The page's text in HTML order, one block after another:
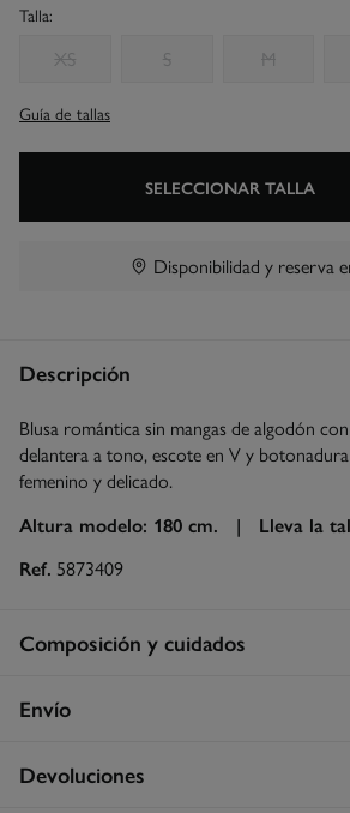
Talla:
XS S M
Guía de tallas
SELECCIONAR TALLA
Disponibilidad y reserva
Descripción
Blusa romántica sin mangas de algodón
delantera a tono, escote en V y
femenino y delicado.
Altura modelo: 180 cm. | Lleva la
Ref. 5873409
Composición y cuidados
Composición
Cuidados
Envío
Envío a tienda
Devoluciones